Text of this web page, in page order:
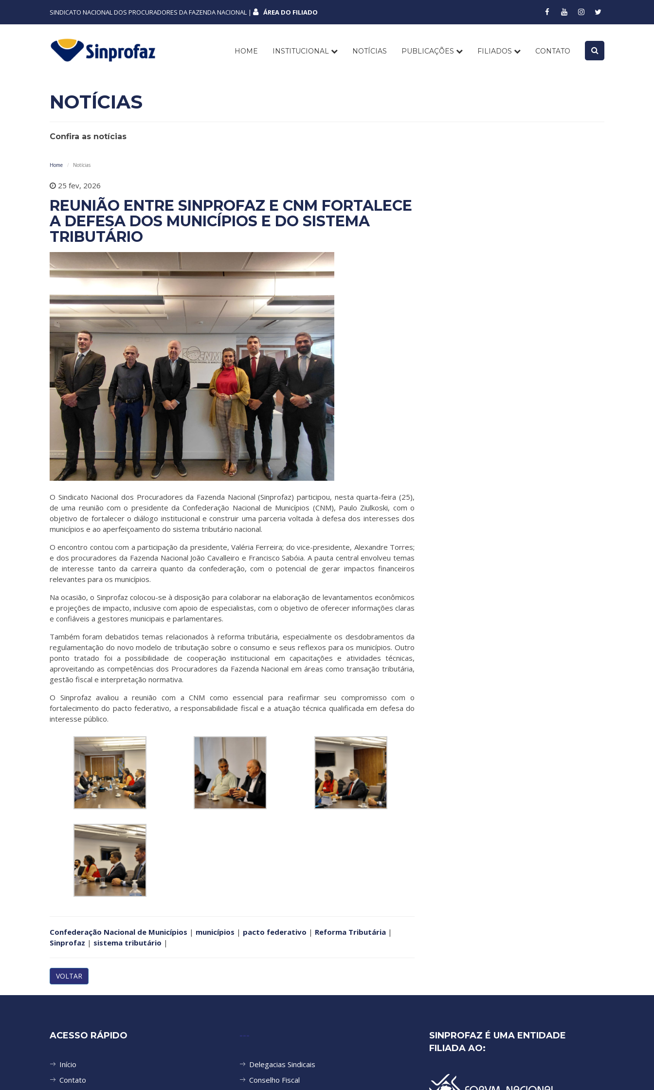
SINDICATO NACIONAL DOS PROCURADORES DA FAZENDA NACIONAL | ÁREA DO FILIADO
HOME INSTITUCIONAL NOTÍCIAS PUBLICAÇÕES FILIADOS CONTATO
NOTÍCIAS
Confira as notícias
Home Notícias
25 fev, 2026
REUNIÃO ENTRE SINPROFAZ E CNM FORTALECE
A DEFESA DOS MUNICÍPIOS E DO SISTEMA
TRIBUTÁRIO
O Sindicato Nacional dos Procuradores da Fazenda Nacional (Sinprofaz) participou, nesta quarta-feira (25),
de uma reunião com o presidente da Confederação Nacional de Municípios (CNM), Paulo Ziulkoski, com o
objetivo de fortalecer o diálogo institucional e construir uma parceria voltada à defesa dos interesses dos
municípios e ao aperfeiçoamento do sistema tributário nacional.
O encontro contou com a participação da presidente, Valéria Ferreira; do vice-presidente, Alexandre Torres;
e dos procuradores da Fazenda Nacional João Cavalleiro e Francisco Sabóia. A pauta central envolveu temas
de interesse tanto da carreira quanto da confederação, com o potencial de gerar impactos financeiros
relevantes para os municípios.
Na ocasião, o Sinprofaz colocou-se à disposição para colaborar na elaboração de levantamentos econômicos
e projeções de impacto, inclusive com apoio de especialistas, com o objetivo de oferecer informações claras
e confiáveis a gestores municipais e parlamentares.
Também foram debatidos temas relacionados à reforma tributária, especialmente os desdobramentos da
regulamentação do novo modelo de tributação sobre o consumo e seus reflexos para os municípios. Outro
ponto tratado foi a possibilidade de cooperação institucional em capacitações e atividades técnicas,
aproveitando as competências dos Procuradores da Fazenda Nacional em áreas como transação tributária,
gestão fiscal e interpretação normativa.
O Sinprofaz avaliou a reunião com a CNM como essencial para reafirmar seu compromisso com o
fortalecimento do pacto federativo, a responsabilidade fiscal e a atuação técnica qualificada em defesa do
interesse público.
Confederação Nacional de Municípios | municípios | pacto federativo | Reforma Tributária |
Sinprofaz | sistema tributário |
VOLTAR
ACESSO RÁPIDO
Início
Contato
---
Delegacias Sindicais
Conselho Fiscal
SINPROFAZ É UMA ENTIDADE
FILIADA AO: